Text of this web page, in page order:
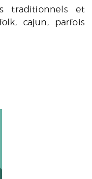
traditionnels et
cajun, parfois